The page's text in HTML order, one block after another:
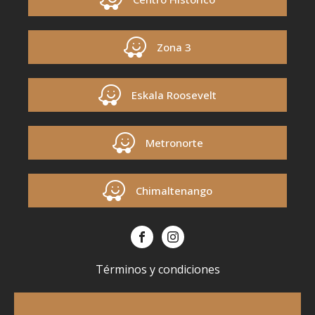
Zona 3
Eskala Roosevelt
Metronorte
Chimaltenango
Términos y condiciones